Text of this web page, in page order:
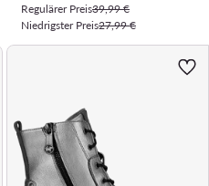
Regulärer Preis39,99 €
Niedrigster Preis27,99 €